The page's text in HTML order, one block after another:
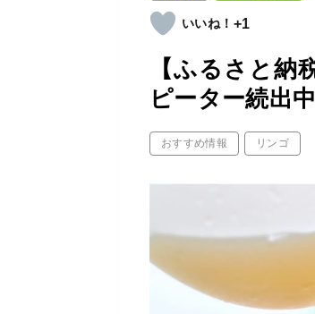
+1
【ふるさと納
ピーター続出中
おすすめ情報 リンゴ